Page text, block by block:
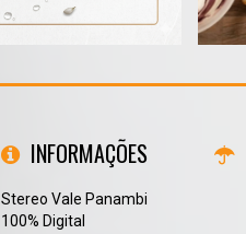
INFORMAÇÕES
Stereo Vale Panambi
100% Digital